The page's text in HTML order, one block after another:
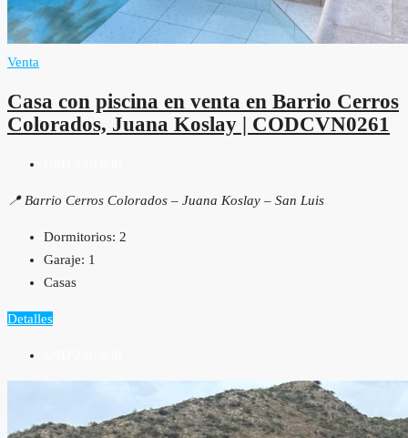
Venta
Casa con piscina en venta en Barrio Cerros
Colorados, Juana Koslay | CODCVN0261
📍 Barrio Cerros Colorados – Juana Koslay – San Luis
Dormitorios: 2
Garaje: 1
Casas
Detalles